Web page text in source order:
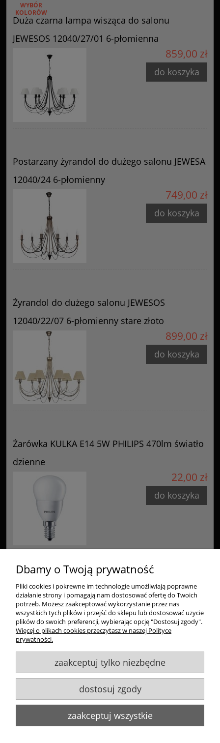
Duża czarna lampa wisząca do salonu
JEWESOS 12040/27/01 6-płomienna
WYBÓR
KOLORÓW
859,00 zł
do koszyka
Postarzany żyrandol do dużego salonu JEWESA
12040/24 6-płomienny
749,00 zł
do koszyka
Żyrandol do dużego salonu JEWESOS
12040/22/07 6-płomienny stare złoto
899,00 zł
do koszyka
Żarówka KULKA E14 5W PHILIPS 470lm światło
dzienne
22,00 zł
do koszyka
Zakupy
Pomoc
Informacje
, ul. Kukuczki 20/24, 42-224 Częstochowa,
info@goldsun-lampy.pl
Biuro, magazyn, zwroty, odbiór osobisty:ul. Starzyńskiego 6, 42-224
Częstochowa
Dbamy o Twoją prywatność
Pliki cookies i pokrewne im technologie umożliwiają poprawne
działanie strony i pomagają nam dostosować ofertę do Twoich
potrzeb. Możesz zaakceptować wykorzystanie przez nas
wszystkich tych plików i przejść do sklepu lub dostosować użycie
plików do swoich preferencji, wybierając opcję "Dostosuj zgody".
Więcej o plikach cookies przeczytasz w naszej Polityce
prywatności.
zaakceptuj tylko niezbędne
dostosuj zgody
zaakceptuj wszystkie